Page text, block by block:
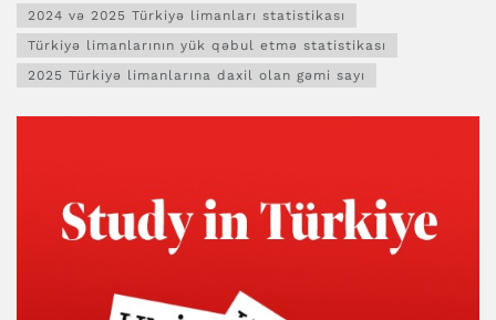
2024 və 2025 Türkiyə limanları statistikası
Türkiyə limanlarının yük qəbul etmə statistikası
2025 Türkiyə limanlarına daxil olan gəmi sayı